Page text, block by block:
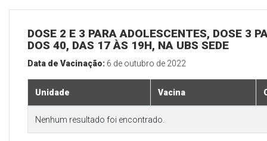
DOSE 2 E 3 PARA ADOLESCENTES, DOSE 3
DOS 40, DAS 17 ÀS 19H, NA UBS SEDE
Data de Vacinação: 6 de outubro de 2022
Unidade Vacina
Nenhum resultado foi encontrado.